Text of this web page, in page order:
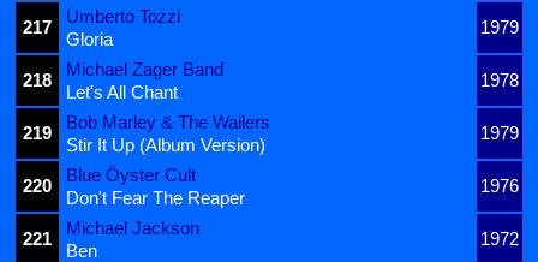
217
Umberto Tozzi
1979
Gloria
218
Michael Zager Band
1978
Let's All Chant
219
Bob Marley & The Wailers
1979
Stir It Up (Album Version)
220
Blue Öyster Cult
1976
Don't Fear The Reaper
221
Michael Jackson
1972
Ben